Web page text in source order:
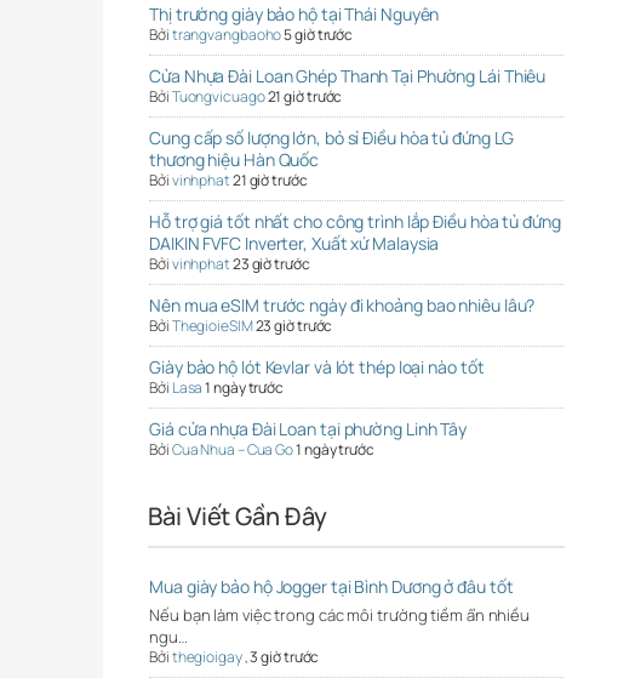
Thị trường giày bảo hộ tại Thái Nguyên
Bởitrangvangbaoho5 giờ trước
Cửa Nhựa Đài Loan Ghép Thanh Tại Phường Lái Thiêu
BởiTuongvicuago21 giờ trước
Cung cấp số lượng lớn, bỏ sỉ Điều hòa tủ đứng LG
thương hiệu Hàn Quốc
Bởivinhphat21 giờ trước
Hỗ trợ giá tốt nhất cho công trình lắp Điều hòa tủ đứng
DAIKIN FVFC Inverter, Xuất xứ Malaysia
Bởivinhphat23 giờ trước
Nên mua eSIM trước ngày đi khoảng bao nhiêu lâu?
BởiThegioieSIM23 giờ trước
Giày bảo hộ lót Kevlar và lót thép loại nào tốt
Bởi Lasa1 ngày trước
Giá cửa nhựa Đài Loan tại phường Linh Tây
BởiCua Nhua – Cua Go1 ngày trước
Bài Viết Gần Đây
Mua giày bảo hộ Jogger tại Bình Dương ở đâu tốt
Nếu bạn làm việc trong các môi trường tiềm ẩn nhiều
ngu…
Bởithegioigay,3 giờ trước